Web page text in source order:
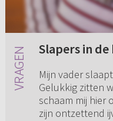
Slapers in
Mijn vader
Gelukkig zitten
schaam mij hier
zijn ontzettend